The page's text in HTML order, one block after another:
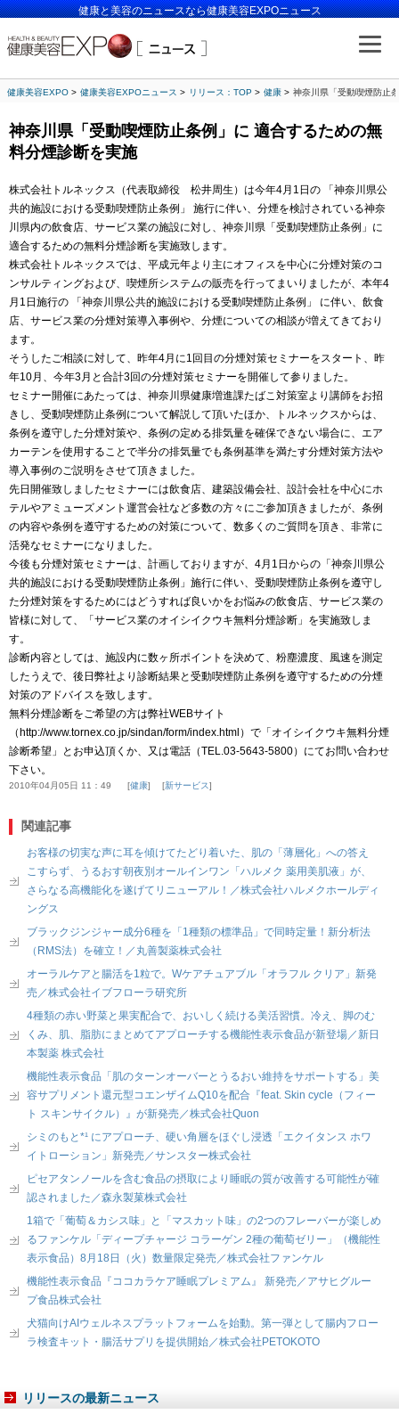
健康と美容のニュースなら健康美容EXPOニュース
健康美容EXPO 健康美容EXPOニュース リリース：TOP 健康 神奈川県「受動喫煙防止
神奈川県「受動喫煙防止条例」に 適合するための無
料分煙診断を実施
株式会社トルネックス（代表取締役 松井周生）は今年4月1日の 「神奈川県公
共的施設における受動喫煙防止条例」 施行に伴い、分煙を検討されている神奈
川県内の飲食店、サービス業の施設に対し、神奈川県「受動喫煙防止条例」に
適合するための無料分煙診断を実施致します。
株式会社トルネックスでは、平成元年より主にオフィスを中心に分煙対策のコ
ンサルティングおよび、喫煙所システムの販売を行ってまいりましたが、本年4
月1日施行の 「神奈川県公共的施設における受動喫煙防止条例」 に伴い、飲食
店、サービス業の分煙対策導入事例や、分煙についての相談が増えてきており
ます。
そうしたご相談に対して、昨年4月に1回目の分煙対策セミナーをスタート、昨
年10月、今年3月と合計3回の分煙対策セミナーを開催して参りました。
セミナー開催にあたっては、神奈川県健康増進課たばこ対策室より講師をお招
きし、受動喫煙防止条例について解説して頂いたほか、トルネックスからは、
条例を遵守した分煙対策や、条例の定める排気量を確保できない場合に、エア
カーテンを使用することで半分の排気量でも条例基準を満たす分煙対策方法や
導入事例のご説明をさせて頂きました。
先日開催致しましたセミナーには飲食店、建築設備会社、設計会社を中心にホ
テルやアミューズメント運営会社など多数の方々にご参加頂きましたが、条例
の内容や条例を遵守するための対策について、数多くのご質問を頂き、非常に
活発なセミナーになりました。
今後も分煙対策セミナーは、計画しておりますが、4月1日からの「神奈川県公
共的施設における受動喫煙防止条例」施行に伴い、受動喫煙防止条例を遵守し
た分煙対策をするためにはどうすれば良いかをお悩みの飲食店、サービス業の
皆様に対して、「サービス業のオイシイクウキ無料分煙診断」を実施致しま
す。
診断内容としては、施設内に数ヶ所ポイントを決めて、粉塵濃度、風速を測定
したうえで、後日弊社より診断結果と受動喫煙防止条例を遵守するための分煙
対策のアドバイスを致します。
無料分煙診断をご希望の方は弊社WEBサイト
（http://www.tornex.co.jp/sindan/form/index.html）で「オイシイクウキ無料分煙
診断希望」とお申込頂くか、又は電話（TEL.03-5643-5800）にてお問い合わせ
下さい。
2010年04月05日 11：49 健康 新サービス
関連記事
お客様の切実な声に耳を傾けてたどり着いた、肌の「薄層化」への答え
こすらず、うるおす朝夜別オールインワン「ハルメク 薬用美肌液」が、
さらなる高機能化を遂げてリニューアル！／株式会社ハルメクホールディ
ングス
ブラックジンジャー成分6種を「1種類の標準品」で同時定量！新分析法
（RMS法）を確立！／丸善製薬株式会社
オーラルケアと腸活を1粒で。Wケアチュアブル「オラフル クリア」新発
売／株式会社イブフローラ研究所
4種類の赤い野菜と果実配合で、おいしく続ける美活習慣。冷え、脚のむ
くみ、肌、脂肪にまとめてアプローチする機能性表示食品が新登場／新日
本製薬 株式会社
機能性表示食品「肌のターンオーバーとうるおい維持をサポートする」美
容サプリメント還元型コエンザイムQ10を配合『feat. Skin cycle（フィー
ト スキンサイクル）』が新発売／株式会社Quon
シミのもと*¹ にアプローチ、硬い角層をほぐし浸透「エクイタンス ホワ
イトローション」新発売／サンスター株式会社
ピセアタンノールを含む食品の摂取により睡眠の質が改善する可能性が確
認されました／森永製菓株式会社
1箱で「葡萄＆カシス味」と「マスカット味」の2つのフレーバーが楽しめ
るファンケル「ディープチャージ コラーゲン 2種の葡萄ゼリー」（機能性
表示食品）8月18日（火）数量限定発売／株式会社ファンケル
機能性表示食品『ココカラケア睡眠プレミアム』 新発売／アサヒグルー
プ食品株式会社
犬猫向けAIウェルネスプラットフォームを始動。第一弾として腸内フロー
ラ検査キット・腸活サプリを提供開始／株式会社PETOKOTO
リリースの最新ニュース